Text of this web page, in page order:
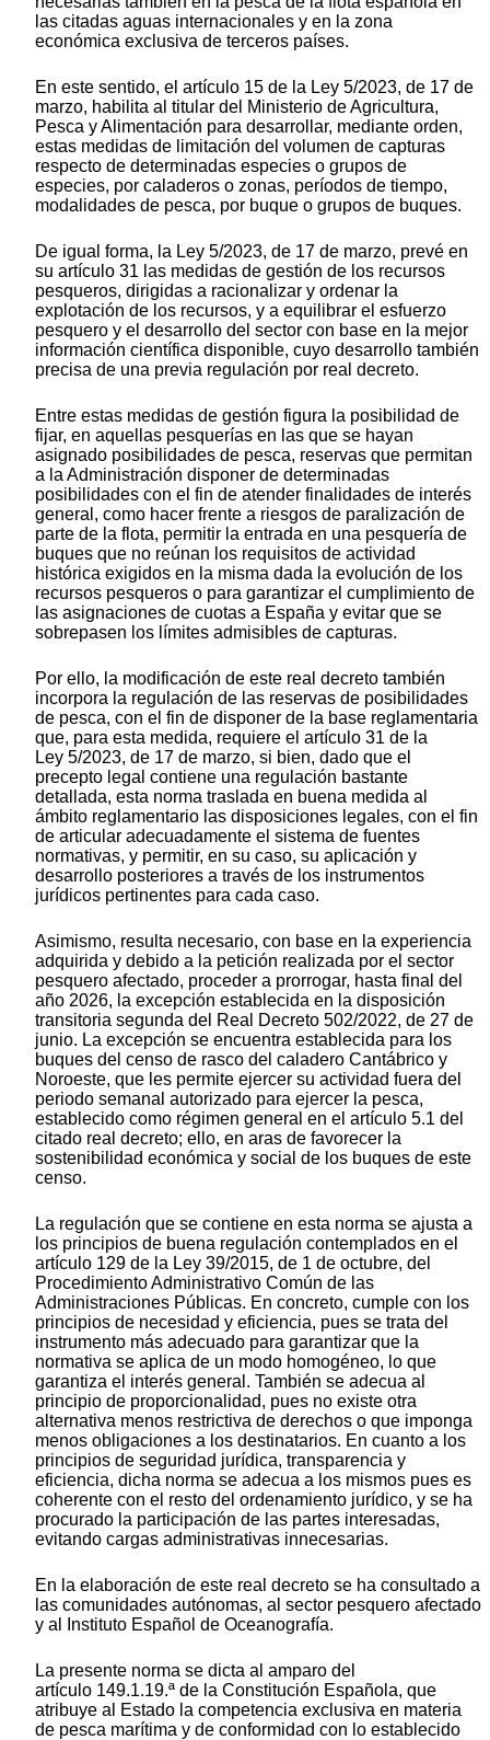
las citadas aguas internacionales y en la zona
económica exclusiva de terceros países.
En este sentido, el artículo 15 de la Ley 5/2023, de 17 de
marzo, habilita al titular del Ministerio de Agricultura,
Pesca y Alimentación para desarrollar, mediante orden,
estas medidas de limitación del volumen de capturas
respecto de determinadas especies o grupos de
especies, por caladeros o zonas, períodos de tiempo,
modalidades de pesca, por buque o grupos de buques.
De igual forma, la Ley 5/2023, de 17 de marzo, prevé en
su artículo 31 las medidas de gestión de los recursos
pesqueros, dirigidas a racionalizar y ordenar la
explotación de los recursos, y a equilibrar el esfuerzo
pesquero y el desarrollo del sector con base en la mejor
información científica disponible, cuyo desarrollo también
precisa de una previa regulación por real decreto.
Entre estas medidas de gestión figura la posibilidad de
fijar, en aquellas pesquerías en las que se hayan
asignado posibilidades de pesca, reservas que permitan
a la Administración disponer de determinadas
posibilidades con el fin de atender finalidades de interés
general, como hacer frente a riesgos de paralización de
parte de la flota, permitir la entrada en una pesquería de
buques que no reúnan los requisitos de actividad
histórica exigidos en la misma dada la evolución de los
recursos pesqueros o para garantizar el cumplimiento de
las asignaciones de cuotas a España y evitar que se
sobrepasen los límites admisibles de capturas.
Por ello, la modificación de este real decreto también
incorpora la regulación de las reservas de posibilidades
de pesca, con el fin de disponer de la base reglamentaria
que, para esta medida, requiere el artículo 31 de la
Ley 5/2023, de 17 de marzo, si bien, dado que el
precepto legal contiene una regulación bastante
detallada, esta norma traslada en buena medida al
ámbito reglamentario las disposiciones legales, con el fin
de articular adecuadamente el sistema de fuentes
normativas, y permitir, en su caso, su aplicación y
desarrollo posteriores a través de los instrumentos
jurídicos pertinentes para cada caso.
Asimismo, resulta necesario, con base en la experiencia
adquirida y debido a la petición realizada por el sector
pesquero afectado, proceder a prorrogar, hasta final del
año 2026, la excepción establecida en la disposición
transitoria segunda del Real Decreto 502/2022, de 27 de
junio. La excepción se encuentra establecida para los
buques del censo de rasco del caladero Cantábrico y
Noroeste, que les permite ejercer su actividad fuera del
periodo semanal autorizado para ejercer la pesca,
establecido como régimen general en el artículo 5.1 del
citado real decreto; ello, en aras de favorecer la
sostenibilidad económica y social de los buques de este
censo.
La regulación que se contiene en esta norma se ajusta a
los principios de buena regulación contemplados en el
artículo 129 de la Ley 39/2015, de 1 de octubre, del
Procedimiento Administrativo Común de las
Administraciones Públicas. En concreto, cumple con los
principios de necesidad y eficiencia, pues se trata del
instrumento más adecuado para garantizar que la
normativa se aplica de un modo homogéneo, lo que
garantiza el interés general. También se adecua al
principio de proporcionalidad, pues no existe otra
alternativa menos restrictiva de derechos o que imponga
menos obligaciones a los destinatarios. En cuanto a los
principios de seguridad jurídica, transparencia y
eficiencia, dicha norma se adecua a los mismos pues es
coherente con el resto del ordenamiento jurídico, y se ha
procurado la participación de las partes interesadas,
evitando cargas administrativas innecesarias.
En la elaboración de este real decreto se ha consultado a
las comunidades autónomas, al sector pesquero afectado
y al Instituto Español de Oceanografía.
La presente norma se dicta al amparo del
artículo 149.1.19.ª de la Constitución Española, que
atribuye al Estado la competencia exclusiva en materia
de pesca marítima y de conformidad con lo establecido